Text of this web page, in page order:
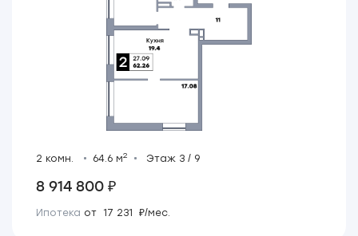
2 комн. 64.6 м2 Этаж 3 / 9
8 914 800 ₽
Ипотека от 17 231 ₽/мес.